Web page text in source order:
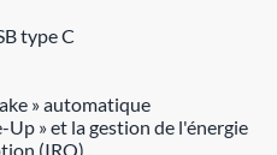
type C
» automatique
Up » et la gestion de l'énergie
(IRQ)